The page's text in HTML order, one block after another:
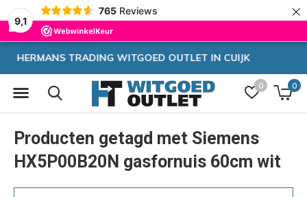
9,1
765 Reviews ×
0 0
Zeer hoge korting
Producten getagd met Siemens
HX5P00B20N gasfornuis 60cm wit